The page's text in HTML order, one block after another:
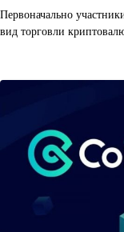
Первоначально
вид торговли